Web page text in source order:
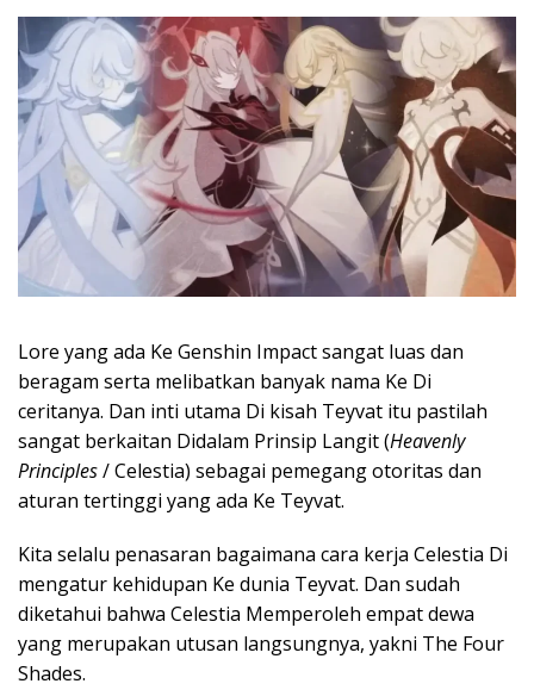
Lore yang ada Ke Genshin Impact sangat luas dan
beragam serta melibatkan banyak nama Ke Di
ceritanya. Dan inti utama Di kisah Teyvat itu pastilah
sangat berkaitan Didalam Prinsip Langit (Heavenly
Principles/ Celestia) sebagai pemegang otoritas dan
aturan tertinggi yang ada Ke Teyvat.
Kita selalu penasaran bagaimana cara kerja Celestia Di
mengatur kehidupan Ke dunia Teyvat. Dan sudah
diketahui bahwa Celestia Memperoleh empat dewa
yang merupakan utusan langsungnya, yakni The Four
Shades.